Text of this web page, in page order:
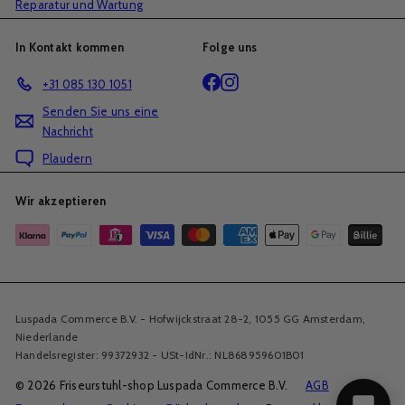
Reparatur und Wartung
In Kontakt kommen
+31 085 130 1051
Senden Sie uns eine
Nachricht
Plaudern
Folge uns
Facebook
Instagram
Wir akzeptieren
Luspada Commerce B.V. - Hofwijckstraat 28-2, 1055 GG Amsterdam,
Niederlande
Handelsregister: 99372932 - USt-IdNr.: NL868959601B01
© 2026 Friseurstuhl-shop Luspada Commerce B.V.
AGB